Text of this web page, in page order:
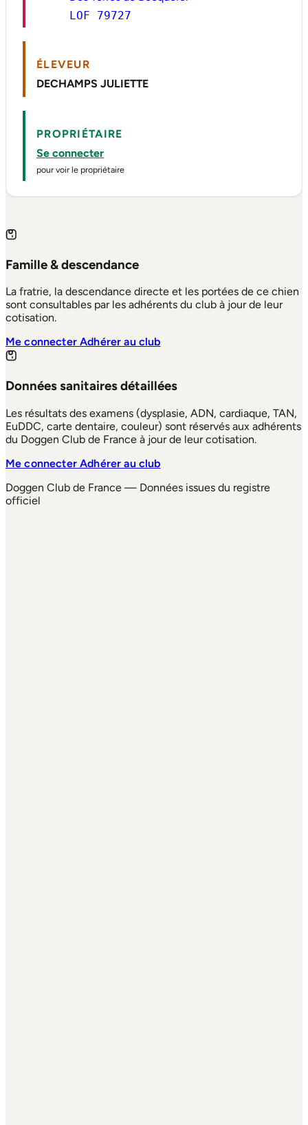
LOF 79727
ÉLEVEUR
DECHAMPS JULIETTE
PROPRIÉTAIRE
Se connecter
pour voir le propriétaire
Famille & descendance
La fratrie, la descendance directe et les portées de ce chien
sont consultables par les adhérents du club à jour de leur
cotisation.
Me connecterAdhérer au club
Données sanitaires détaillées
Les résultats des examens (dysplasie, ADN, cardiaque, TAN,
EuDDC, carte dentaire, couleur) sont réservés aux adhérents
du Doggen Club de France à jour de leur cotisation.
Me connecterAdhérer au club
Doggen Club de France — Données issues du registre
officiel